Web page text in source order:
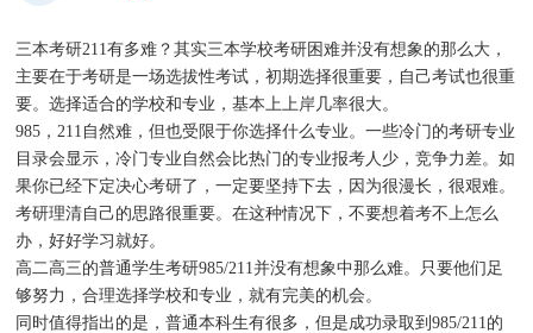
三本考研211有多难？其实三本学校考研困难并没有想象的那么大，
主要在于考研是一场选拔性考试，初期选择很重要，自己考试也很重
要。选择适合的学校和专业，基本上上岸几率很大。
985，211自然难，但也受限于你选择什么专业。一些冷门的考研专业
目录会显示，冷门专业自然会比热门的专业报考人少，竞争力差。如
果你已经下定决心考研了，一定要坚持下去，因为很漫长，很艰难。
考研理清自己的思路很重要。在这种情况下，不要想着考不上怎么
办，好好学习就好。
高二高三的普通学生考研985/211并没有想象中那么难。只要他们足
够努力，合理选择学校和专业，就有完美的机会。
同时值得指出的是，普通本科生有很多，但是成功录取到985/211的